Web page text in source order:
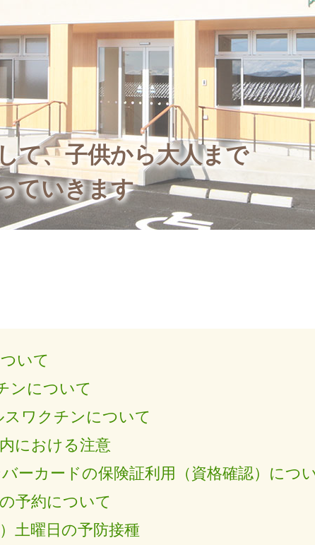
て、子供から大人まで
ていきます
いて
ンについて
スワクチンについて
における注意
ーカードの保険証利用（資格確認）につ
予約について
）土曜日の予防接種